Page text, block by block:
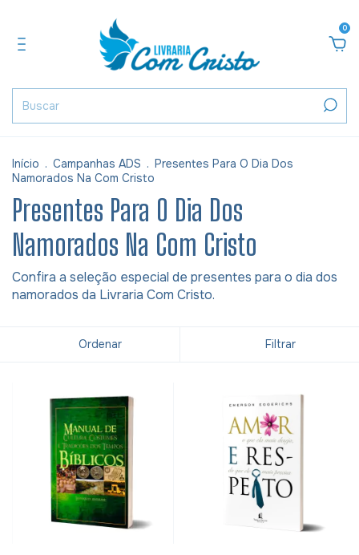
0
Início . Campanhas ADS . Presentes Para O Dia Dos
Namorados Na Com Cristo
Presentes Para O Dia Dos
Namorados Na Com Cristo
Confira a seleção especial de presentes para o dia dos
namorados da Livraria Com Cristo.
Ordenar Filtrar